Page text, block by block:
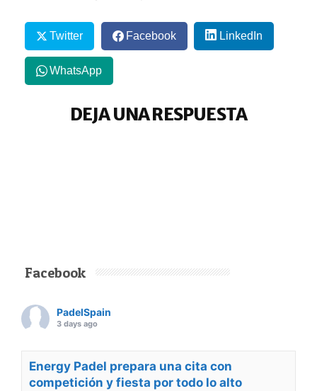
Twitter Facebook LinkedIn
WhatsApp
DEJA UNA RESPUESTA
Facebook
PadelSpain
3 days ago
Energy Padel prepara una cita con
competición y fiesta por todo lo alto